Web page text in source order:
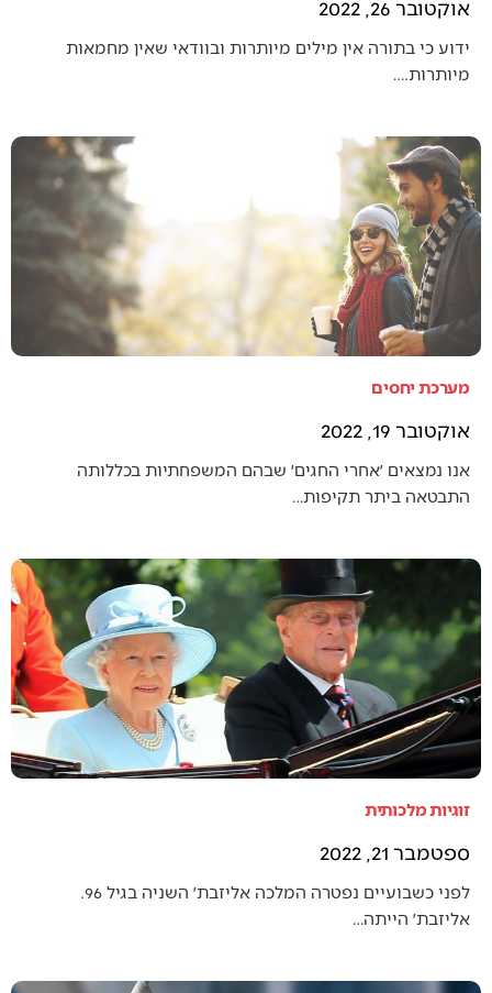
אוקטובר 26, 2022
ידוע כי בתורה אין מילים מיותרות ובוודאי שאין מחמאות
מיותרות.…
מערכת יחסים
אוקטובר 19, 2022
אנו נמצאים ׳אחרי החגים׳ שבהם המשפחתיות בכללותה
התבטאה ביתר תקיפות…
זוגיות מלכותית
ספטמבר 21, 2022
לפני כשבועיים נפטרה המלכה אליזבת׳ השניה בגיל 96.
אליזבת׳ הייתה…